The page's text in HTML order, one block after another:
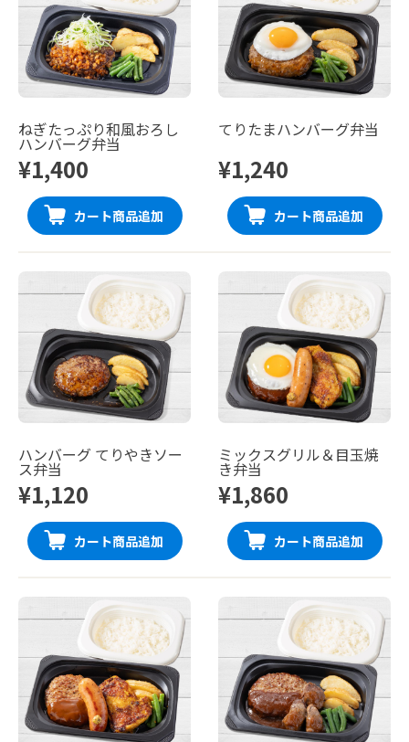
ねぎたっぷり和風おろし
ハンバーグ弁当
¥1,400
カート商品追加
てりたまハンバーグ弁当
¥1,240
カート商品追加
ハンバーグ てりやきソー
ス弁当
¥1,120
カート商品追加
ミックスグリル＆目玉焼
き弁当
¥1,860
カート商品追加